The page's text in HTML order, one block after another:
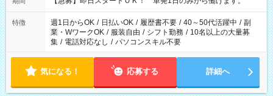
特徴 週1日からOK / 日払いOK / 履歴書不要 / 40～50代活躍中 / 副
業・WワークOK / 服装自由 / シフト勤務 / 10名以上の大量募
集 / 電話対応なし / パソコンスキル不要
気になる！ 応募する 詳細へ